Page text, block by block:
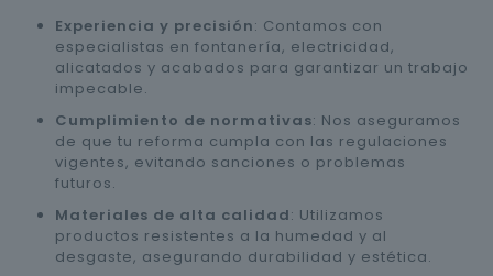
Experiencia y precisión: Contamos con
especialistas en fontanería, electricidad,
alicatados y acabados para garantizar un trabajo
impecable.
Cumplimiento de normativas: Nos aseguramos
de que tu reforma cumpla con las regulaciones
vigentes, evitando sanciones o problemas
futuros.
Materiales de alta calidad: Utilizamos
productos resistentes a la humedad y al
desgaste, asegurando durabilidad y estética.